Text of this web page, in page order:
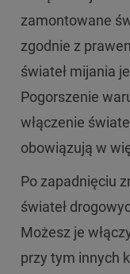
zamontowane
zgodnie z
świateł mijania
Pogorszenie
włączenie
obowiązują w
Po zapadnięciu
świateł
Możesz je
przy tym innych